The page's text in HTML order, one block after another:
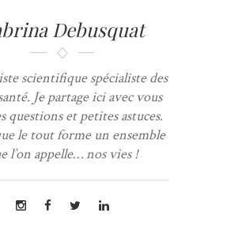
Debusquat
scientifique spécialiste des
Je partage ici avec vous
questions et petites astuces.
le tout forme un ensemble
l’on appelle… nos vies !